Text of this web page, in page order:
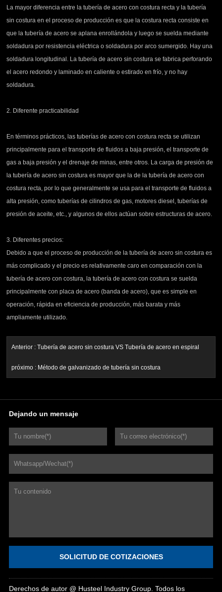
La mayor diferencia entre la tubería de acero con costura recta y la tubería
sin costura en el proceso de producción es que la costura recta consiste en
que la tubería de acero se aplana enrollándola y luego se suelda mediante
soldadura por resistencia eléctrica o soldadura por arco sumergido. Hay una
soldadura longitudinal. La tubería de acero sin costura se fabrica perforando
el acero redondo y laminado en caliente o estirado en frío, y no hay
soldadura.
2. Diferente practicabilidad
En términos prácticos, las tuberías de acero con costura recta se utilizan
principalmente para el transporte de fluidos a baja presión, el transporte de
gas a baja presión y el drenaje de minas, entre otros. La carga de presión de
la tubería de acero sin costura es mayor que la de la tubería de acero con
costura recta, por lo que generalmente se usa para el transporte de fluidos a
alta presión, como tuberías de cilindros de gas, motores diesel, tuberías de
presión de aceite, etc., y algunos de ellos actúan sobre estructuras de acero.
3. Diferentes precios:
Debido a que el proceso de producción de la tubería de acero sin costura es
más complicado y el precio es relativamente caro en comparación con la
tubería de acero con costura, la tubería de acero con costura se suelda
principalmente con placa de acero (banda de acero), que es simple en
operación, rápida en eficiencia de producción, más barata y más
ampliamente utilizado.
Anterior : Tubería de acero sin costura VS Tubería de acero en espiral
próximo : Método de galvanizado de tubería sin costura
Dejando un mensaje
SOLICITUD DE COTIZACIONES
Derechos de autor @ Husteel Industry Group. Todos los